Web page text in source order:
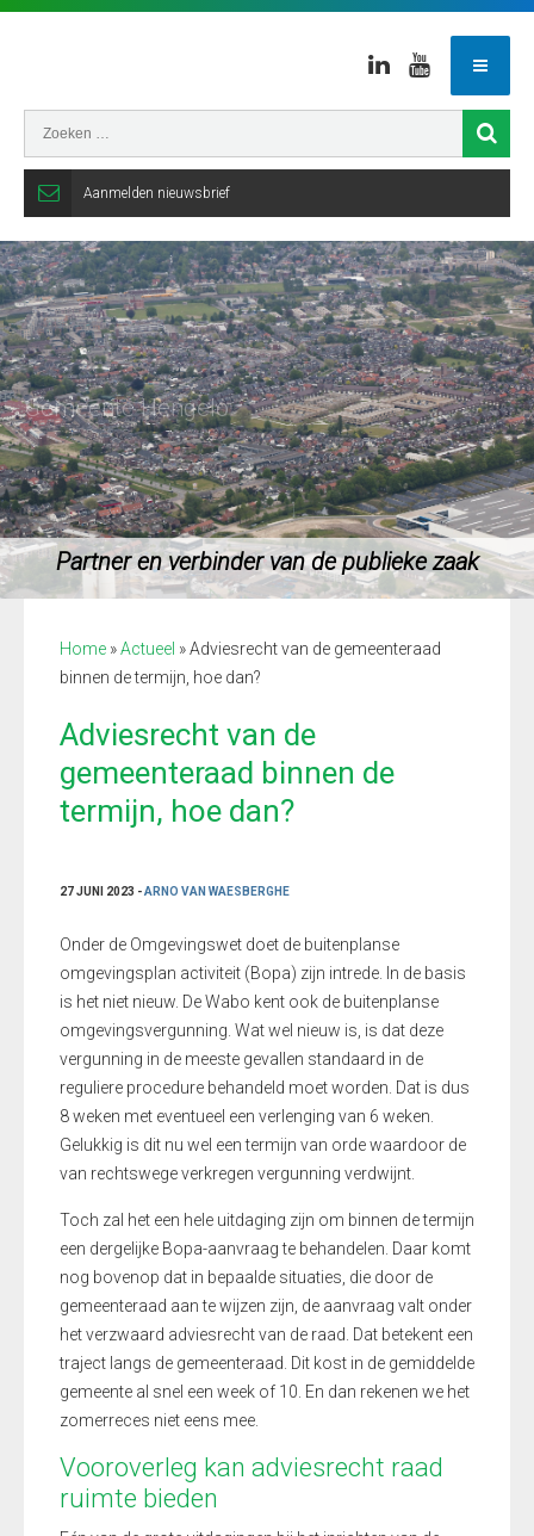
LinkedinYoutube
Aanmelden nieuwsbrief
Partner en verbinder van de publieke zaak
Home »Actueel »Adviesrecht van de gemeenteraad
binnen de termijn, hoe dan?
Adviesrecht van de
gemeenteraad binnen de
termijn, hoe dan?
27 JUNI 2023 -ARNO VAN WAESBERGHE
Onder de Omgevingswet doet de buitenplanse
omgevingsplan activiteit (Bopa) zijn intrede. In de basis
is het niet nieuw. De Wabo kent ook de buitenplanse
omgevingsvergunning. Wat wel nieuw is, is dat deze
vergunning in de meeste gevallen standaard in de
reguliere procedure behandeld moet worden. Dat is dus
8 weken met eventueel een verlenging van 6 weken.
Gelukkig is dit nu wel een termijn van orde waardoor de
van rechtswege verkregen vergunning verdwijnt.
Toch zal het een hele uitdaging zijn om binnen de termijn
een dergelijke Bopa-aanvraag te behandelen. Daar komt
nog bovenop dat in bepaalde situaties, die door de
gemeenteraad aan te wijzen zijn, de aanvraag valt onder
het verzwaard adviesrecht van de raad. Dat betekent een
traject langs de gemeenteraad. Dit kost in de gemiddelde
gemeente al snel een week of 10. En dan rekenen we het
zomerreces niet eens mee.
Vooroverleg kan adviesrecht raad
ruimte bieden